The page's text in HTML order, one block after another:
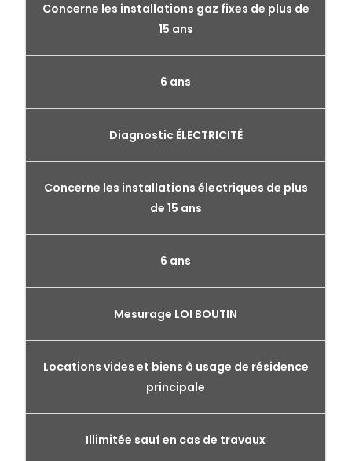
Concerne les installations gaz fixes de plus de
15 ans
6 ans
Diagnostic ÉLECTRICITÉ
Concerne les installations électriques de plus
de 15 ans
6 ans
Mesurage LOI BOUTIN
Locations vides et biens à usage de résidence
principale
Illimitée sauf en cas de travaux